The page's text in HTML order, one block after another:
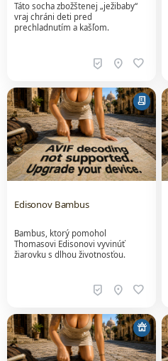
Táto socha zbožštenej „ježibaby“
vraj chráni deti pred
prechladnutím a kašľom.
beenhere location_on favorite
receipt_long
Edisonov Bambus
Bambus, ktorý pomohol
Thomasovi Edisonovi vyvinúť
žiarovku s dlhou životnosťou.
beenhere location_on favorite
temple_buddhist